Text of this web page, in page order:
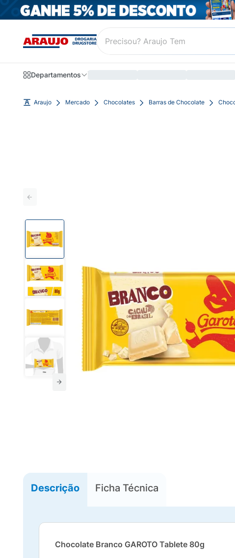
Departamentos
Araujo Mercado Chocolates Barras de Chocolate
Descrição Ficha Técnica
Chocolate Branco GAROTO Tablete 80g